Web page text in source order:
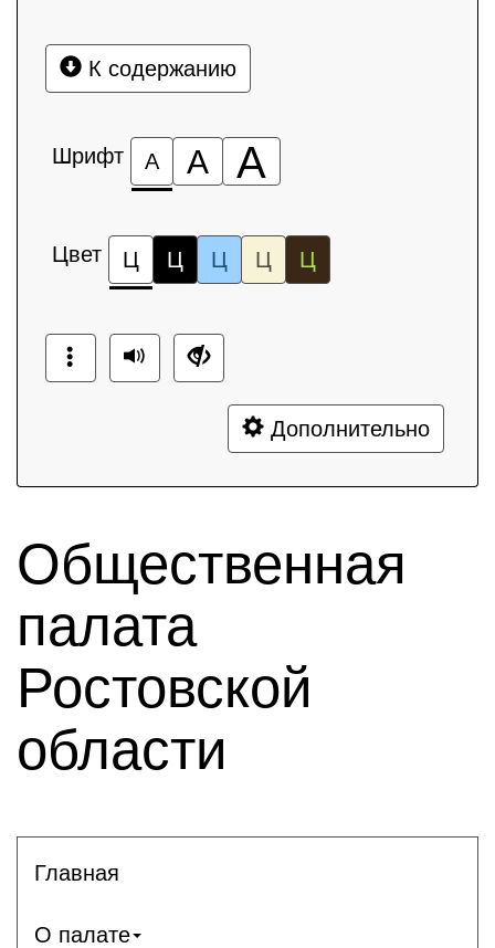
К содержанию
Шрифт А А А
Цвет Ц Ц Ц Ц Ц
Дополнительно
Общественная
палата
Ростовской
области
Главная
О палате